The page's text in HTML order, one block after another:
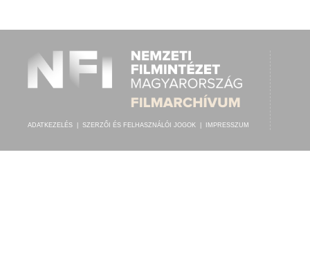
ADATKEZELÉS SZERZŐI ÉS FELHASZNÁLÓI JOGOK IMPRESSZUM